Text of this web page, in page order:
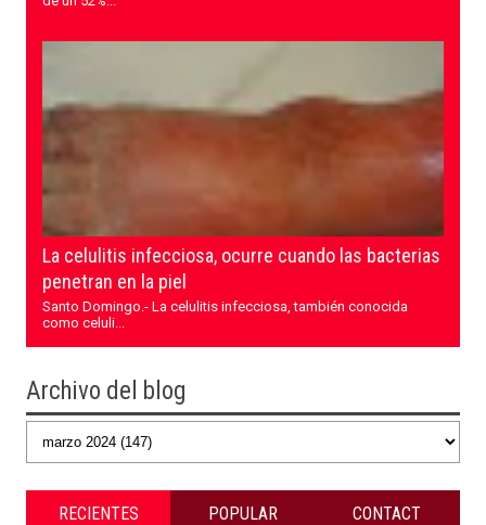
La celulitis infecciosa, ocurre cuando las bacterias
penetran en la piel
Santo Domingo.- La celulitis infecciosa, también conocida
como celuli...
Archivo del blog
RECIENTES POPULAR CONTACT